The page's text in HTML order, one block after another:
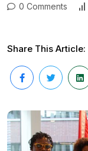
0 Comments
Share This Article: